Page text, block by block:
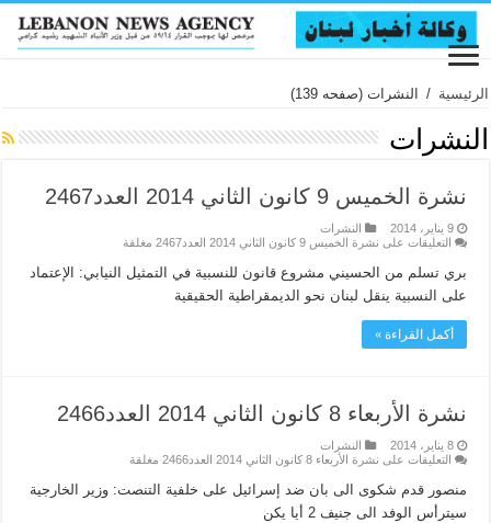
الرئيسية / النشرات (صفحه 139)
النشرات
نشرة الخميس 9 كانون الثاني 2014 العدد2467
9 يناير، 2014
النشرات
التعليقات على نشرة الخميس 9 كانون الثاني 2014 العدد2467 مغلقة
بري تسلم من الحسيني مشروع قانون للنسبية في التمثيل النيابي: الإعتماد
على النسبية ينقل لبنان نحو الديمقراطية الحقيقية
أكمل القراءة »
نشرة الأربعاء 8 كانون الثاني 2014 العدد2466
8 يناير، 2014
النشرات
التعليقات على نشرة الأربعاء 8 كانون الثاني 2014 العدد2466 مغلقة
منصور قدم شكوى الى بان ضد إسرائيل على خلفية التنصت: وزير الخارجية
سيترأس الوفد الى جنيف 2 أيا يكن